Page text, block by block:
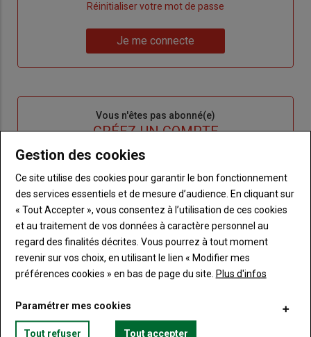
de
Réinitialiser votre mot de passe
me
Je me connecte
Vous n'êtes pas abonné(e)
TITRE CRÉEZ UN COMPTE
compte pour accéder à tout Terre de
Touraine.
Lien Créez un compte
Gestion des cookies
Ce site utilise des cookies pour garantir le bon fonctionnement
des services essentiels et de mesure d’audience. En cliquant sur
« Tout Accepter », vous consentez à l’utilisation de ces cookies
et au traitement de vos données à caractère personnel au
regard des finalités décrites. Vous pourrez à tout moment
revenir sur vos choix, en utilisant le lien « Modifier mes
préférences cookies » en bas de page du site. Plus d'infos
Paramétrer mes cookies
Tout refuser Tout accepter